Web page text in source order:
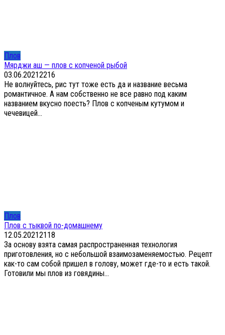
Плов
Мярджи аш — плов с копченой рыбой
03.06.20212216
Не волнуйтесь, рис тут тоже есть да и название весьма
романтичное. А нам собственно не все равно под каким
названием вкусно поесть? Плов с копченым кутумом и
чечевицей...
Плов
Плов с тыквой по-домашнему
12.05.20212118
За основу взята самая распространенная технология
приготовления, но с небольшой взаимозаменяемостью. Рецепт
как-то сам собой пришел в голову, может где-то и есть такой.
Готовили мы плов из говядины...